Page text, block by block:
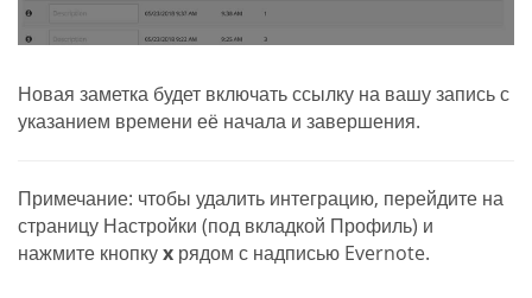
Новая заметка будет включать ссылку на вашу запись с
указанием времени её начала и завершения.
Примечание: чтобы удалить интеграцию, перейдите на
страницу Настройки (под вкладкой Профиль) и
нажмите кнопкуx рядом с надписью Evernote.